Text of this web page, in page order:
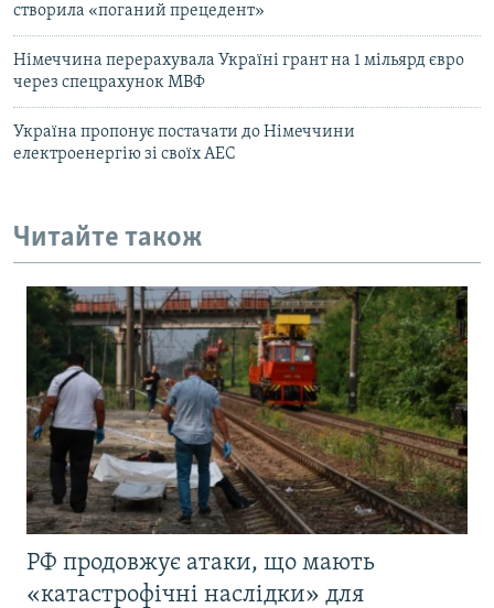
створила «поганий прецедент»
Німеччина перерахувала Україні грант на 1 мільярд євро
через спецрахунок МВФ
Україна пропонує постачати до Німеччини
електроенергію зі своїх АЕС
Читайте також
РФ продовжує атаки, що мають
«катастрофічні наслідки» для